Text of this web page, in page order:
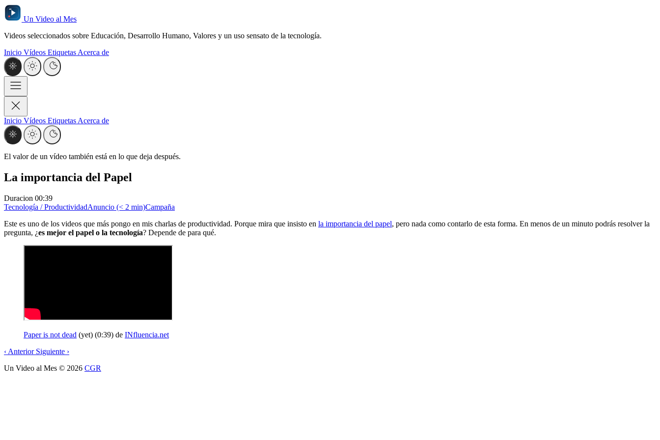
Un Video al Mes
Videos seleccionados sobre Educación, Desarrollo Humano, Valores y un uso sensato de la tecnología.
Inicio Vídeos Etiquetas Acerca de
Inicio Vídeos Etiquetas Acerca de
El valor de un vídeo también está en lo que deja después.
La importancia del Papel
Duracion 00:39
Tecnología / ProductividadAnuncio (< 2 min)Campaña
Este es uno de los videos que más pongo en mis charlas de productividad. Porque mira que insisto en la importancia del papel, pero nada como contarlo de esta forma. En menos de un minuto podrás resolver la
pregunta, ¿es mejor el papel o la tecnología? Depende de para qué.
Paper is not dead (yet) (0:39) de INfluencia.net
‹ Anterior Siguiente ›
Un Video al Mes © 2026 CGR